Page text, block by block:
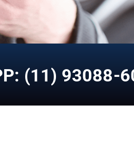
(11) 93088-